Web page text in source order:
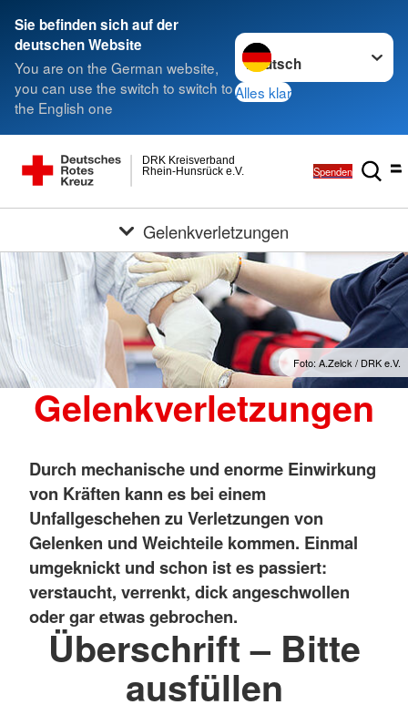
Sie befinden sich auf der
deutschen Website
You are on the German website,
you can use the switch to switch to
the English one
Sprache wechseln zu
Alles klar
Rhein-Hunsrück e.V.
DRK Kreisverband
Spenden
Gelenkverletzungen
Foto: A.Zelck / DRK e.V.
Gelenkverletzungen
Durch mechanische und enorme Einwirkung
von Kräften kann es bei einem
Unfallgeschehen zu Verletzungen von
Gelenken und Weichteile kommen. Einmal
umgeknickt und schon ist es passiert:
verstaucht, verrenkt, dick angeschwollen
oder gar etwas gebrochen.
Überschrift – Bitte
ausfüllen